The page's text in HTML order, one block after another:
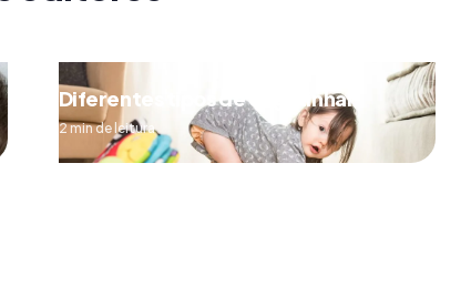
Diferentes tipos de engatinhar
2 min de leitura